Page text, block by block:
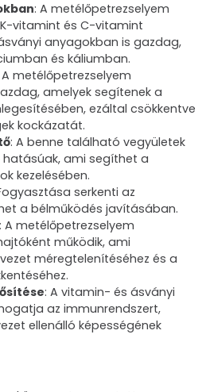
: A metélőpetrezselyem
vitamint és C-vitamint
anyagokban is gazdag,
és káliumban.
A metélőpetrezselyem
amelyek segítenek a
ezáltal csökkentve
kockázatát.
: A benne található vegyületek
ami segíthet a
kezelésében.
serkenti az
a bélműködés javításában.
: A metélőpetrezselyem
működik, ami
méregtelenítéséhez és a
: A vitamin- és ásványi
az immunrendszert,
ellenálló képességének